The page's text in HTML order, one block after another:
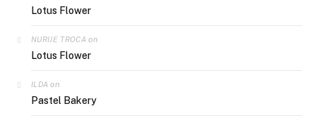
Lotus Flower
NURIJE TROCAon
Lotus Flower
ILDA on
Pastel Bakery